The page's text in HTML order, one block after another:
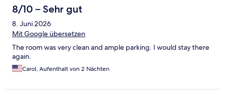
8/10 – Sehr gut
8. Juni 2026
Mit Google übersetzen
The room was very clean and ample parking. I would stay there
again.
Carol, Aufenthalt von 2 Nächten